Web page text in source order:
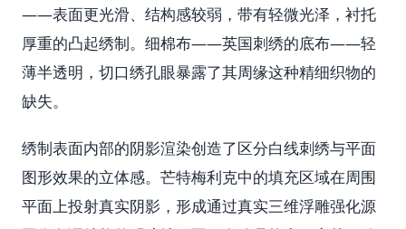
——表面更光滑、结构感较弱，带有轻微光泽，衬托
厚重的凸起绣制。细棉布——英国刺绣的底布——轻
薄半透明，切口绣孔眼暴露了其周缘这种精细织物的
缺失。
绣制表面内部的阴影渲染创造了区分白线刺绣与平面
图形效果的立体感。芒特梅利克中的填充区域在周围
平面上投射真实阴影，形成通过真实三维浮雕强化源